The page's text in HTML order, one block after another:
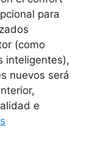
para
(como
inteligentes),
nuevos será
e